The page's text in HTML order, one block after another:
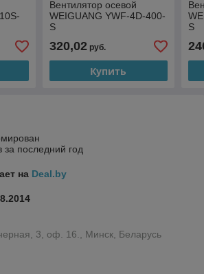
Вентилятор осевой
WEIGUANG YWF-4D-400-
S
320,02руб.
Купить
S
последний год
на Deal.by
3, оф. 16., Минск, Беларусь